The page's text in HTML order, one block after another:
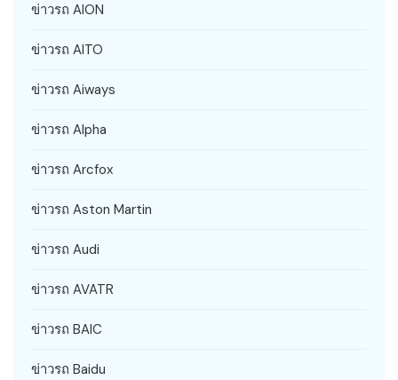
ข่าวรถ AION
ข่าวรถ AITO
ข่าวรถ Aiways
ข่าวรถ Alpha
ข่าวรถ Arcfox
ข่าวรถ Aston Martin
ข่าวรถ Audi
ข่าวรถ AVATR
ข่าวรถ BAIC
ข่าวรถ Baidu